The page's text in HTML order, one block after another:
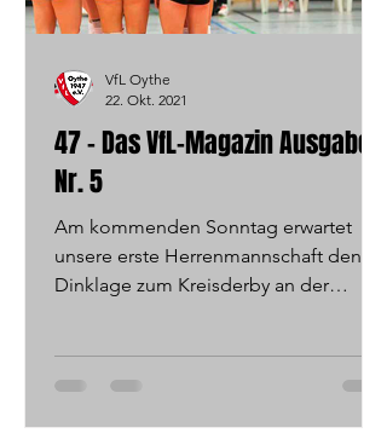
47 - Das VfL-Magazin Ausgabe
Nr. 5
Am kommenden Sonntag erwartet
unsere erste Herrenmannschaft den TV
Dinklage zum Kreisderby an der
VfL Oythe
22. Okt. 2021